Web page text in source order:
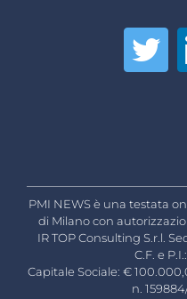
PMI NEWS è una testata
di Milano con
IR TOP Consulting S.r.l.
C.F. e
Capitale Sociale: €
n.